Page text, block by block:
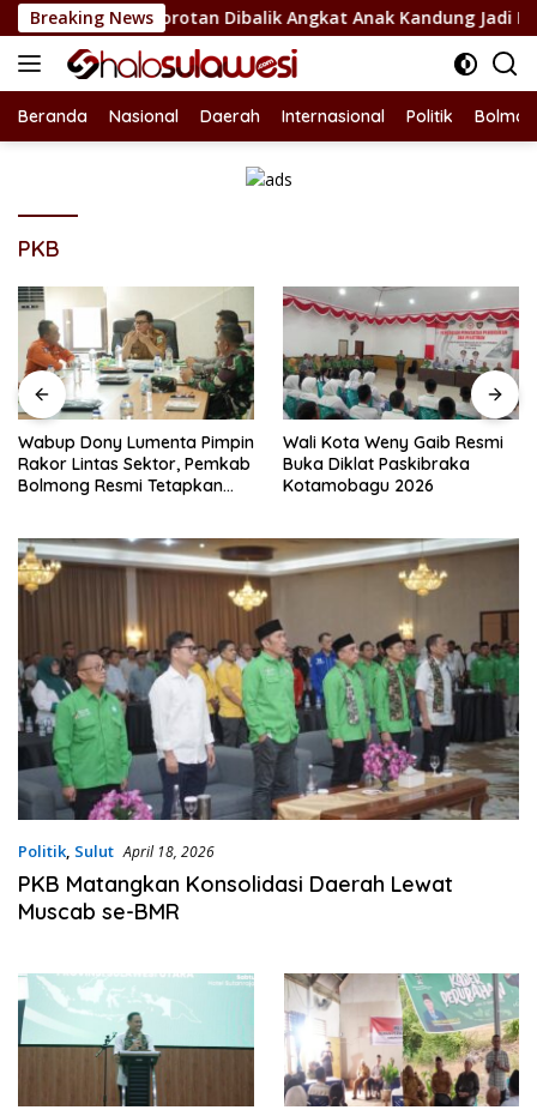
Langsung
ke
konten
Breaking News
Jadi Sorotan Dibalik Angkat Anak Kandung Jadi Honor
Beranda Nasional Daerah Internasional Politik
PKB
Wabup Dony Lumenta Pimpin
Rakor Lintas Sektor, Pemkab
Bolmong Resmi Tetapkan
Wali Kota Weny Gaib Resmi
Buka Diklat Paskibraka
Kotamobagu 2026
Politik, Sulut April 18, 2026
PKB Matangkan Konsolidasi Daerah Lewat
Muscab se-BMR